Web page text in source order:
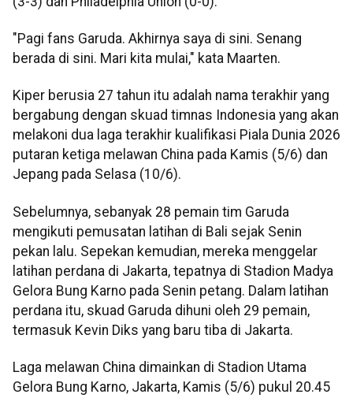
"Pagi fans Garuda. Akhirnya saya di sini. Senang
berada di sini. Mari kita mulai," kata Maarten.
Kiper berusia 27 tahun itu adalah nama terakhir yang
bergabung dengan skuad timnas Indonesia yang akan
melakoni dua laga terakhir kualifikasi Piala Dunia 2026
putaran ketiga melawan China pada Kamis (5/6) dan
Jepang pada Selasa (10/6).
Sebelumnya, sebanyak 28 pemain tim Garuda
mengikuti pemusatan latihan di Bali sejak Senin
pekan lalu. Sepekan kemudian, mereka menggelar
latihan perdana di Jakarta, tepatnya di Stadion Madya
Gelora Bung Karno pada Senin petang. Dalam latihan
perdana itu, skuad Garuda dihuni oleh 29 pemain,
termasuk Kevin Diks yang baru tiba di Jakarta.
Laga melawan China dimainkan di Stadion Utama
Gelora Bung Karno, Jakarta, Kamis (5/6) pukul 20.45